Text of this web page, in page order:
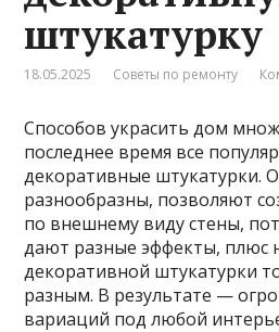
штукатурку
18.05.2025 Советы по ремонту
Способов украсить дом
последнее время все
декоративные штукатурки.
разнообразны, позволяют
по внешнему виду стены,
дают разные эффекты, плюс
декоративной штукатурки
разным. В результате —
вариаций под любой